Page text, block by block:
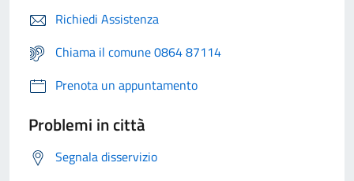
Richiedi Assistenza
Chiama il comune 0864 87114
Prenota un appuntamento
Problemi in città
Segnala disservizio